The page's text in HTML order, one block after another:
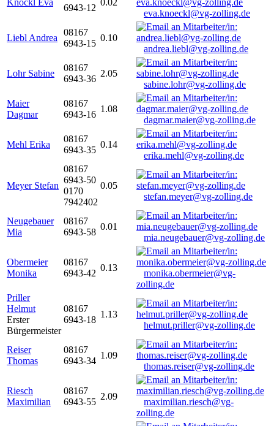
Knöckl Eva
6943-12
0.02
eva.knoeckl@vg-zolling.de
Liebl Andrea
08167
6943-15
0.10
andrea.liebl@vg-zolling.de
Lohr Sabine
08167
6943-36
2.05
sabine.lohr@vg-zolling.de
Maier
Dagmar
08167
6943-16
1.08
dagmar.maier@vg-zolling.de
Mehl Erika
08167
6943-35
0.14
erika.mehl@vg-zolling.de
Meyer Stefan
08167
6943-50
0170
7942402
0.05
stefan.meyer@vg-zolling.de
Neugebauer
Mia
08167
6943-58
0.01
mia.neugebauer@vg-zolling.de
Obermeier
Monika
08167
6943-42
0.13
monika.obermeier@vg-
zolling.de
Priller
Helmut
Erster
Bürgermeister
08167
6943-18
1.13
helmut.priller@vg-zolling.de
Reiser
Thomas
08167
6943-34
1.09
thomas.reiser@vg-zolling.de
Riesch
Maximilian
08167
6943-55
2.09
maximilian.riesch@vg-
zolling.de